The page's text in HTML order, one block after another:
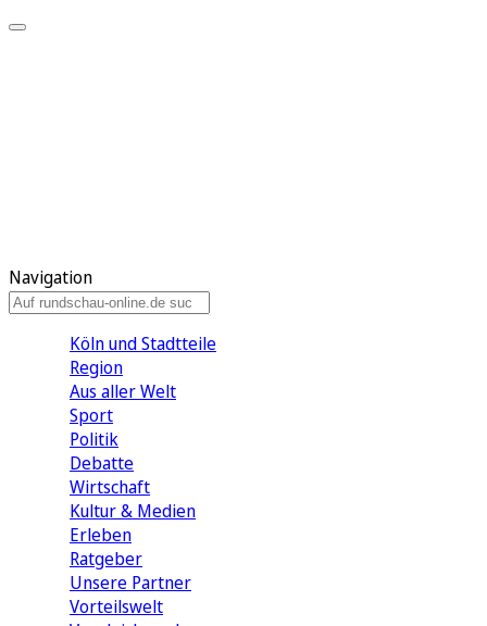
Navigation
Köln und Stadtteile
Region
Aus aller Welt
Sport
Politik
Debatte
Wirtschaft
Kultur & Medien
Erleben
Ratgeber
Unsere Partner
Vorteilswelt